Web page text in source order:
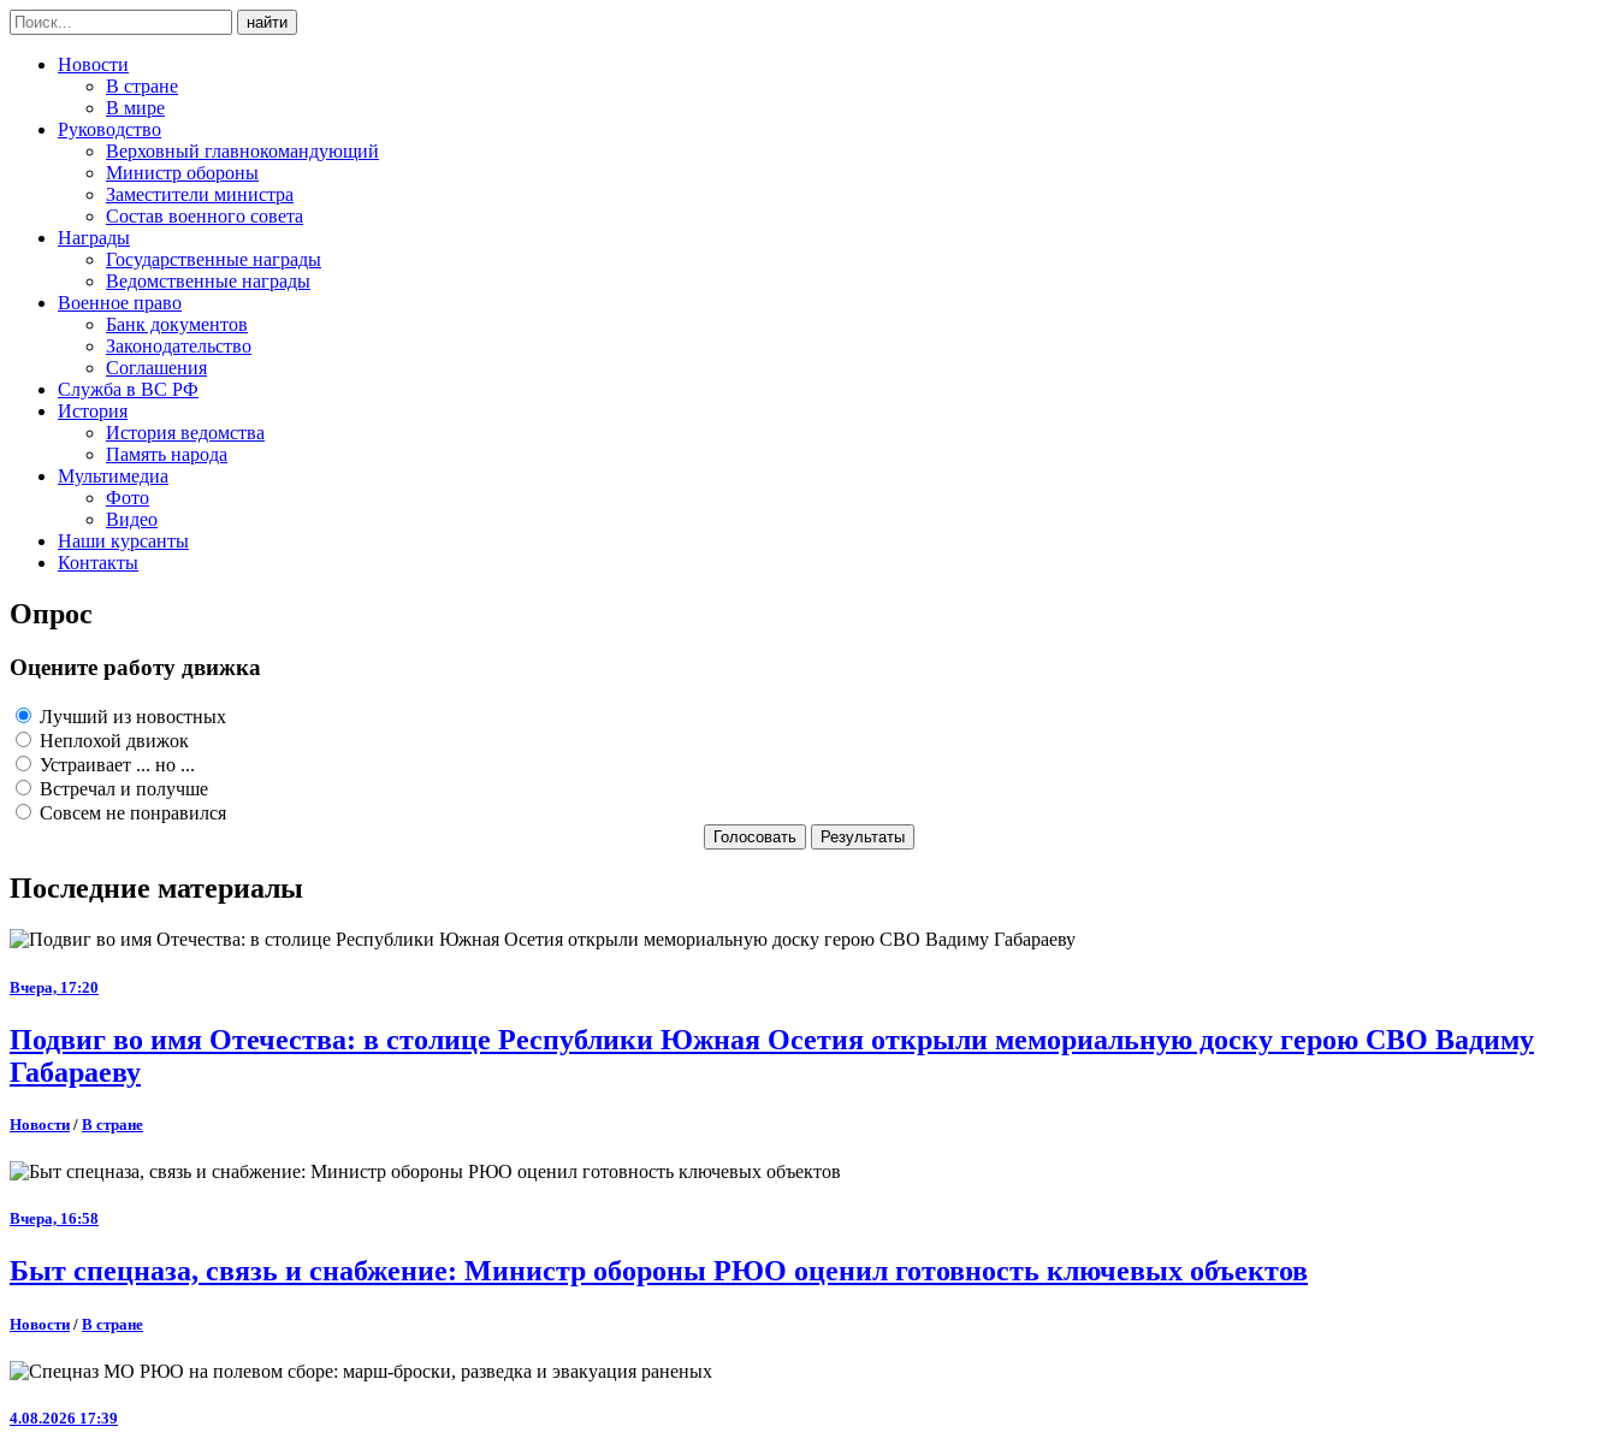
найти
Новости
В стране
В мире
Руководство
Верховный главнокомандующий
Министр обороны
Заместители министра
Состав военного совета
Награды
Государственные награды
Ведомственные награды
Военное право
Банк документов
Законодательство
Соглашения
Служба в ВС РФ
История
История ведомства
Память народа
Мультимедиа
Фото
Видео
Наши курсанты
Контакты
Опрос
Оцените работу движка
Лучший из новостных
Неплохой движок
Устраивает ... но ...
Встречал и получше
Совсем не понравился
Голосовать Результаты
Последние материалы
Вчера, 17:20
Подвиг во имя Отечества: в столице Республики Южная Осетия открыли мемориальную доску герою СВО Вадиму
Габараеву
Новости / В стране
Вчера, 16:58
Быт спецназа, связь и снабжение: Министр обороны РЮО оценил готовность ключевых объектов
Новости / В стране
4.08.2026 17:39